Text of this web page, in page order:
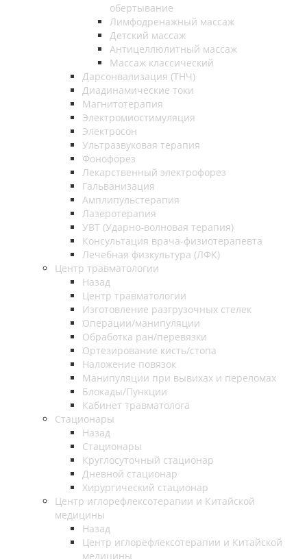
обертывание
Лимфодренажный массаж
Детский массаж
Антицеллюлитный массаж
Массаж классический
Дарсонвализация (ТНЧ)
Диадинамические токи
Магнитотерапия
Электромиостимуляция
Электросон
Ультразвуковая терапия
Фонофорез
Лекарственный электрофорез
Гальванизация
Амплипульстерапия
Лазеротерапия
УВТ (Ударно-волновая терапия)
Консультация врача-физиотерапевта
Лечебная физкультура (ЛФК)
Центр травматологии
Назад
Центр травматологии
Изготовление разгрузочных стелек
Операции/манипуляции
Обработка ран/перевязки
Ортезирование кисть/стопа
Наложение повязок
Манипуляции при вывихах и переломах
Блокады/Пункции
Кабинет травматолога
Стационары
Назад
Стационары
Круглосуточный стационар
Дневной стационар
Хирургический стационар
Центр иглорефлексотерапии и Китайской
медицины
Назад
Центр иглорефлексотерапии и Китайской
медицины